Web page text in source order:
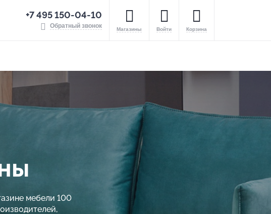
+7 495 150-04-10
Обратный звонок Магазины Войти Корзина
мебели 100